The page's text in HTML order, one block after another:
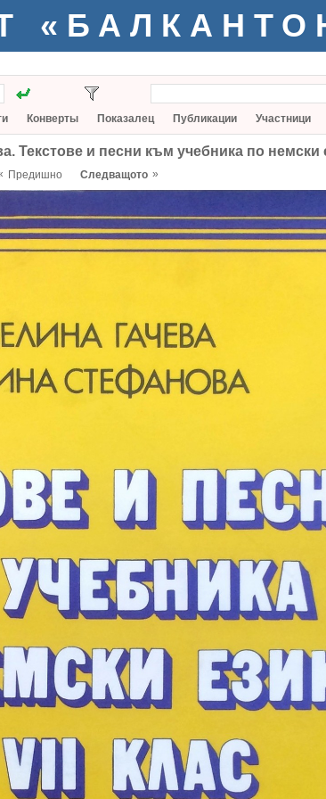
Конверты Показалец Публикации Участници
Текстове и песни към учебника по немски
Предишно Следващото »